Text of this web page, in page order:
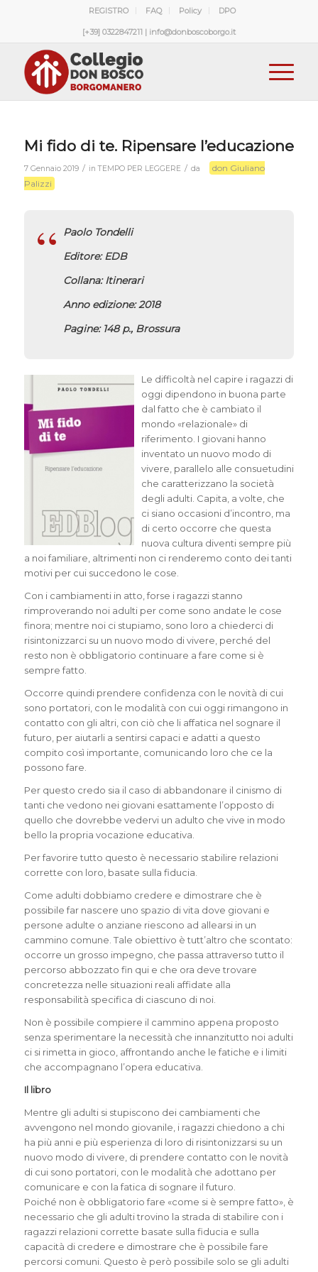
REGISTRO FAQ Policy DPO
[+39] 0322847211 | info@donboscoborgo.it
Mi fido di te. Ripensare l’educazione
7 Gennaio 2019 / inTEMPO PER LEGGERE / da
don Giuliano
Palizzi
Paolo Tondelli
Editore: EDB
Collana: Itinerari
Anno edizione: 2018
Pagine: 148 p., Brossura
Le difficoltà nel capire i ragazzi di
oggi dipendono in buona parte
dal fatto che è cambiato il
mondo «relazionale» di
riferimento. I giovani hanno
inventato un nuovo modo di
vivere, parallelo alle consuetudini
che caratterizzano la società
degli adulti. Capita, a volte, che
ci siano occasioni d’incontro, ma
di certo occorre che questa
nuova cultura diventi sempre più
a noi familiare, altrimenti non ci renderemo conto dei tanti
motivi per cui succedono le cose.
Con i cambiamenti in atto, forse i ragazzi stanno
rimproverando noi adulti per come sono andate le cose
finora; mentre noi ci stupiamo, sono loro a chiederci di
risintonizzarci su un nuovo modo di vivere, perché del
resto non è obbligatorio continuare a fare come si è
sempre fatto.
Occorre quindi prendere confidenza con le novità di cui
sono portatori, con le modalità con cui oggi rimangono in
contatto con gli altri, con ciò che li affatica nel sognare il
futuro, per aiutarli a sentirsi capaci e adatti a questo
compito così importante, comunicando loro che ce la
possono fare.
Per questo credo sia il caso di abbandonare il cinismo di
tanti che vedono nei giovani esattamente l’opposto di
quello che dovrebbe vedervi un adulto che vive in modo
bello la propria vocazione educativa.
Per favorire tutto questo è necessario stabilire relazioni
corrette con loro, basate sulla fiducia.
Come adulti dobbiamo credere e dimostrare che è
possibile far nascere uno spazio di vita dove giovani e
persone adulte o anziane riescono ad allearsi in un
cammino comune. Tale obiettivo è tutt’altro che scontato:
occorre un grosso impegno, che passa attraverso tutto il
percorso abbozzato fin qui e che ora deve trovare
concretezza nelle situazioni reali affidate alla
responsabilità specifica di ciascuno di noi.
Non è possibile compiere il cammino appena proposto
senza sperimentare la necessità che innanzitutto noi adulti
ci si rimetta in gioco, affrontando anche le fatiche e i limiti
che accompagnano l’opera educativa.
Il libro
Mentre gli adulti si stupiscono dei cambiamenti che
avvengono nel mondo giovanile, i ragazzi chiedono a chi
ha più anni e più esperienza di loro di risintonizzarsi su un
nuovo modo di vivere, di prendere contatto con le novità
di cui sono portatori, con le modalità che adottano per
comunicare e con la fatica di sognare il futuro.
Poiché non è obbligatorio fare «come si è sempre fatto», è
necessario che gli adulti trovino la strada di stabilire con i
ragazzi relazioni corrette basate sulla fiducia e sulla
capacità di credere e dimostrare che è possibile fare
percorsi comuni. Questo è però possibile solo se gli adulti